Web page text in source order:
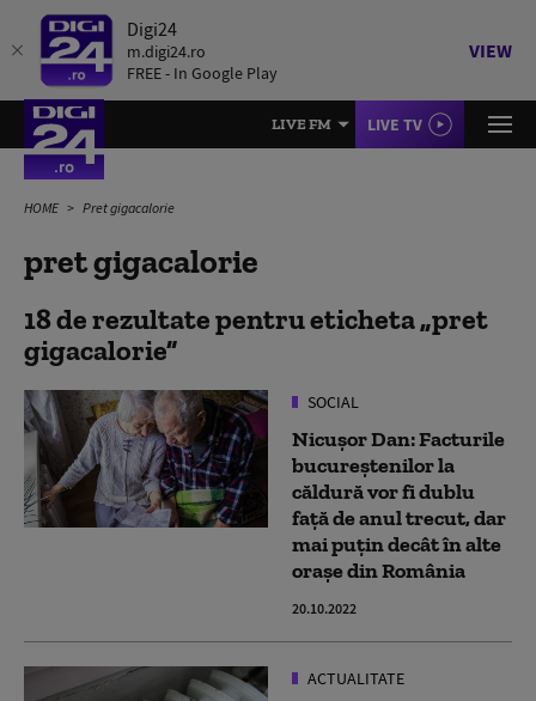
Digi24
m.digi24.ro
FREE - In Google Play
VIEW
LIVE FM LIVE TV
HOME Pret gigacalorie
pret gigacalorie
18 de rezultate pentru eticheta pret
gigacalorie
SOCIAL
Nicușor Dan: Facturile
bucureștenilor la
căldură vor fi dublu
față de anul trecut, dar
mai puțin decât în alte
orașe din România
20.10.2022
ACTUALITATE